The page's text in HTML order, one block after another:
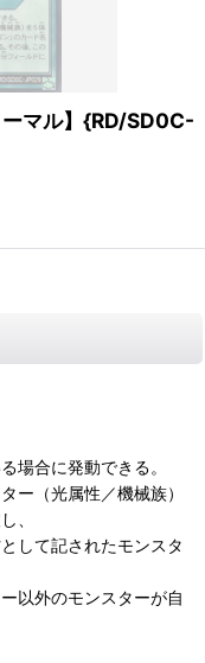
マル】{RD/SD0C-
場合に発動できる。
ー（光属性／機械族）
、
して記されたモンスタ
以外のモンスターが自